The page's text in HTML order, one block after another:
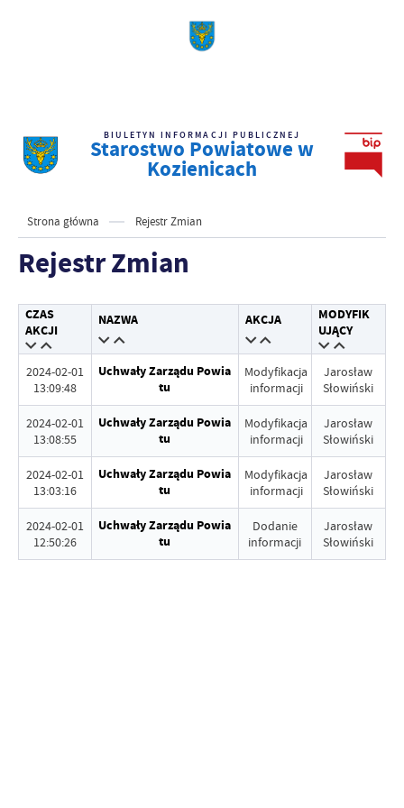
BIULETYN INFORMACJI PUBLICZNEJ
Starostwo Powiatowe w
Kozienicach
Strona główna Rejestr Zmian
Rejestr Zmian
CZAS
AKCJI
NAZWA AKCJA
MODYFIK
UJĄCY
2024-02-01
13:09:48
Uchwały Zarządu Powia
tu
Modyfikacja
informacji
Jarosław
Słowiński
2024-02-01
13:08:55
Uchwały Zarządu Powia
tu
Modyfikacja
informacji
Jarosław
Słowiński
2024-02-01
13:03:16
Uchwały Zarządu Powia
tu
Modyfikacja
informacji
Jarosław
Słowiński
2024-02-01
12:50:26
Uchwały Zarządu Powia
tu
Dodanie
informacji
Jarosław
Słowiński